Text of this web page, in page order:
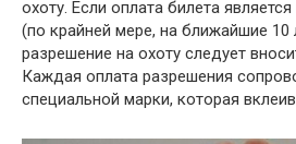
охоту. Если оплата билета
(по крайней мере, на ближайшие 10
разрешение на охоту следует
Каждая оплата разрешения
специальной марки, которая